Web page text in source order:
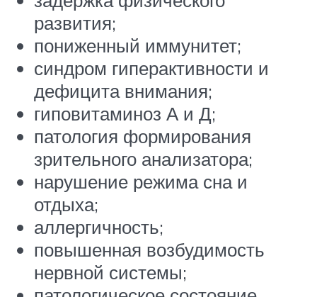
развития;
пониженный иммунитет;
синдром гиперактивности и
дефицита внимания;
гиповитаминоз А и Д;
патология формирования
зрительного анализатора;
нарушение режима сна и
отдыха;
аллергичность;
повышенная возбудимость
нервной системы;